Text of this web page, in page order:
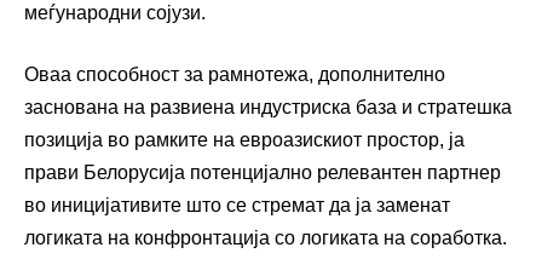
меѓународни сојузи.
Оваа способност за рамнотежа, дополнително
заснована на развиена индустриска база и стратешка
позиција во рамките на евроазискиот простор, ја
прави Белорусија потенцијално релевантен партнер
во иницијативите што се стремат да ја заменат
логиката на конфронтација со логиката на соработка.